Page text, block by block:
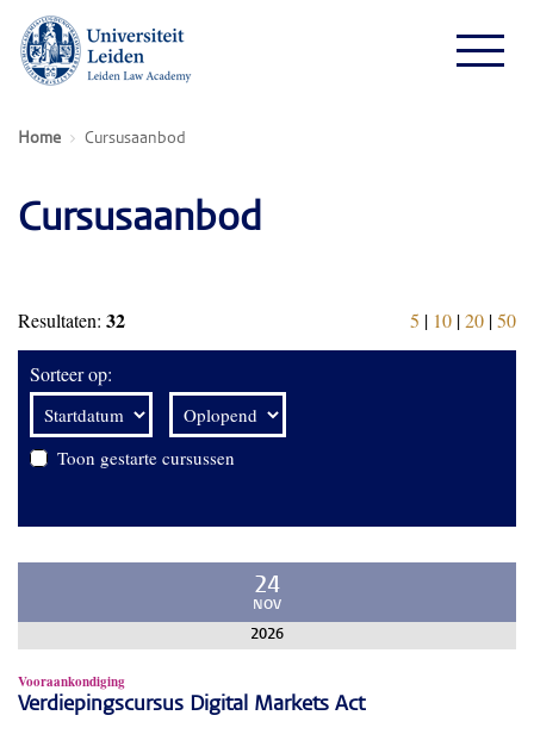
Home Cursusaanbod
Cursusaanbod
Resultaten: 32 5 | 10 |20 |50
Sorteer op:
Toon gestarte cursussen
24
NOV
2026
Vooraankondiging
Verdiepingscursus Digital Markets Act